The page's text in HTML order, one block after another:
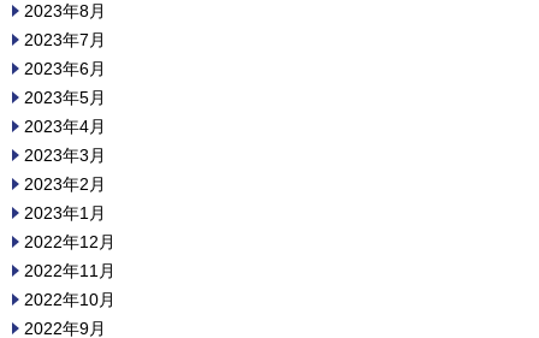
2023年8月
2023年7月
2023年6月
2023年5月
2023年4月
2023年3月
2023年2月
2023年1月
2022年12月
2022年11月
2022年10月
2022年9月